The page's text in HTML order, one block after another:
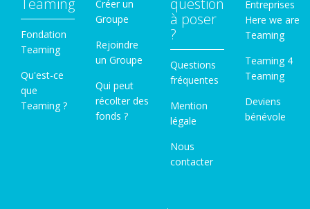
Teaming
Fondation
Teaming
Qu'est-ce
que
Teaming ?
Créer un
Groupe
Rejoindre
un Groupe
Qui peut
récolter des
fonds ?
question
à poser
?
Questions
fréquentes
Mention
légale
Nous
contacter
Entreprises
Here we are
Teaming
Teaming 4
Teaming
Deviens
bénévole